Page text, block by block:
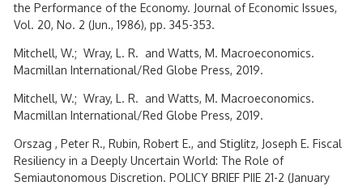
the Performance of the Economy. Journal of Economic Issues,
Vol. 20, No. 2 (Jun., 1986), pp. 345-353.
Mitchell, W.; Wray, L. R. and Watts, M. Macroeconomics.
Macmillan International/Red Globe Press, 2019.
Mitchell, W.; Wray, L. R. and Watts, M. Macroeconomics.
Macmillan International/Red Globe Press, 2019.
Orszag , Peter R., Rubin, Robert E., and Stiglitz, Joseph E. Fiscal
Resiliency in a Deeply Uncertain World: The Role of
Semiautonomous Discretion. POLICY BRIEF PIIE 21-2 (January